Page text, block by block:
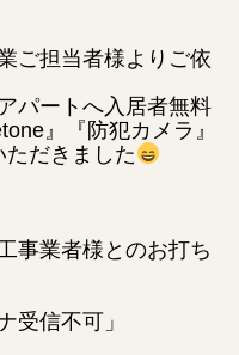
ご担当者様よりご依
パートへ入居者無料
』『防犯カメラ』
ただきました
事業者様とのお打ち
受信不可」